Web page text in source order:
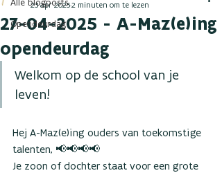
Alle blogposts
Opendeurdag
27-04-2025 - A-Maz(e)ing
opendeurdag
23 apr 20252 minuten om te lezen
Welkom op de school van je
leven!
Hej A-Maz(e)ing ouders van toekomstige
talenten, 📢📢📢📢
Je zoon of dochter staat voor een grote